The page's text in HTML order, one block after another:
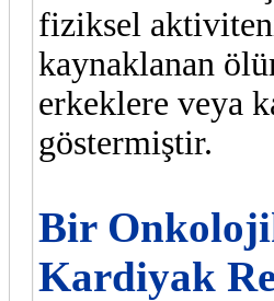
fiziksel
kaynaklanan
erkeklere veya
göstermiştir.
Bir
Kardiyak